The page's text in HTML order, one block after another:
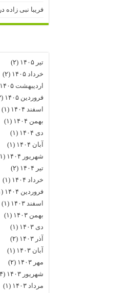
فریبا نبی زاده در
تیر ۱۴۰۵
(۲)
خرداد ۱۴۰۵
(۲)
اردیبهشت ۱۴۰۵
فروردین ۱۴۰۵
(۳)
اسفند ۱۴۰۴
(۱)
بهمن ۱۴۰۴
(۱)
دی ۱۴۰۴
(۱)
آبان ۱۴۰۴
(۱)
شهریور ۱۴۰۴
(۱)
تیر ۱۴۰۴
(۲)
خرداد ۱۴۰۴
(۱)
فروردین ۱۴۰۴
(۱)
اسفند ۱۴۰۳
(۱)
بهمن ۱۴۰۳
(۱)
دی ۱۴۰۳
(۱)
آذر ۱۴۰۳
(۲)
آبان ۱۴۰۳
(۱)
مهر ۱۴۰۳
(۲)
شهریور ۱۴۰۳
(۴)
مرداد ۱۴۰۳
(۱)